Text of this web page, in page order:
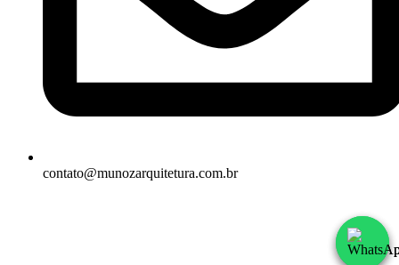
contato@munozarquitetura.com.br